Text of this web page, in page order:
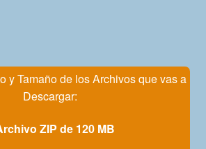
y Tamaño de los Archivos que vas a
Descargar:
ZIP de 120 MB